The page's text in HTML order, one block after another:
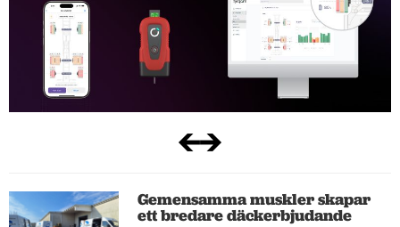
Gemensamma muskler skapar
ett bredare däckerbjudande